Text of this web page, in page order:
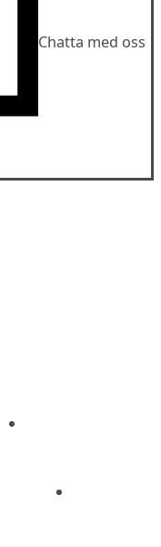
Chatta med oss